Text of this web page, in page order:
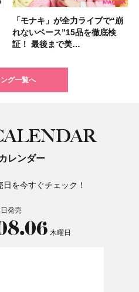
「モナキ」が全力ライブで“崩
れないベース”15品を徹底検
証！ 最後まで美…
【2026夏】「シワケア」ラン
キングTOP5！＜マキアビュー
ティーズが投…
「モナキ」が全力ライブで“崩
れないベース”15品を徹底検
証！ 最後まで美…
「ミス ディオール オードゥ パ
ルファン」が新たな装いで登
場！ シルバー…
【石井美保さんのおすすめお菓
子＆お茶10選】手土産にもぴっ
たり
【2026年】最新トレンド「ボ
ブ」13種類を徹底解説！ 定番
＆人気の髪型…
【無印良品】スキンケア×衣料
素材の最強タッグで実現！ 着
るだけで保湿でき…
【キャンメイク】売切続出！先
行発売中の「クリアヴェールセ
ッティングパウダ…
グ一覧へ
レンダー
を今すぐチェック！
発売
木曜日